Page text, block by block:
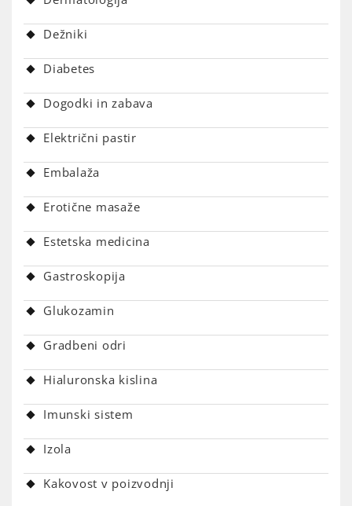
Dežniki
Diabetes
Dogodki in zabava
Električni pastir
Embalaža
Erotične masaže
Estetska medicina
Gastroskopija
Glukozamin
Gradbeni odri
Hialuronska kislina
Imunski sistem
Izola
Kakovost v poizvodnji